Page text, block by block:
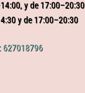
y de 17:00–20:30
y de 17:00–20:30
627018796